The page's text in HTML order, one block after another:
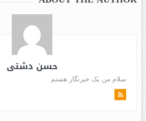
حسن دشتی
سلام من یک خبرنگار هستم